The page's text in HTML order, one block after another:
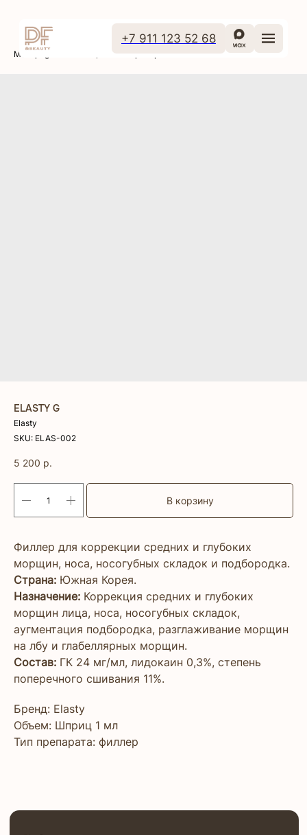
+7 911 123 52 68
Main page Инъекционные препараты ELASTY G
ELASTY G
Elasty
SKU: ELAS-002
5 200 р.
В корзину
Филлер для коррекции средних и глубоких
морщин, носа, носогубных складок и подбородка.
Страна: Южная Корея.
Назначение: Коррекция средних и глубоких
морщин лица, носа, носогубных складок,
аугментация подбородка, разглаживание морщин
на лбу и глабеллярных морщин.
Состав: ГК 24 мг/мл, лидокаин 0,3%, степень
поперечного сшивания 11%.
Бренд: Elasty
Объем: Шприц 1 мл
Тип препарата: филлер
Меню
О нас
Адреса центров
Франшиза
Интернет-магазин
Клиника
Контакты